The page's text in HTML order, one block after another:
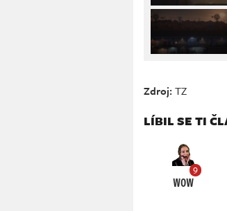
Zdroj:TZ
LÍBIL SE TI
9
WOW